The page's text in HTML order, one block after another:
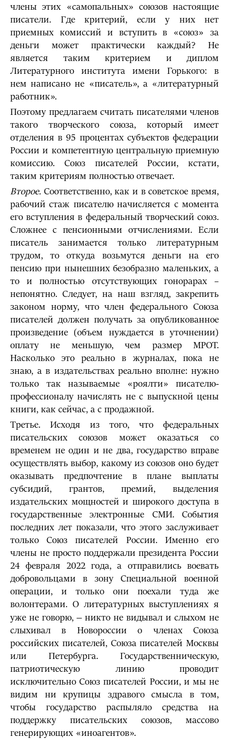
члены этих «самопальных» союзов настоящие
писатели. Где критерий, если у них нет
приемных комиссий и вступить в «союз» за
деньги может практически каждый? Не
является таким критерием и диплом
Литературного института имени Горького: в
нем написано не «писатель», а «литературный
работник».
Поэтому предлагаем считать писателями членов
такого творческого союза, который имеет
отделения в 95 процентах субъектов федерации
России и компетентную центральную приемную
комиссию. Союз писателей России, кстати,
таким критериям полностью отвечает.
Второе. Соответственно, как и в советское время,
рабочий стаж писателю начисляется с момента
его вступления в федеральный творческий союз.
Сложнее с пенсионными отчислениями. Если
писатель занимается только литературным
трудом, то откуда возьмутся деньги на его
пенсию при нынешних безобразно маленьких, а
то и полностью отсутствующих гонорарах –
непонятно. Следует, на наш взгляд, закрепить
законом норму, что член федерального Союза
писателей должен получать за опубликованное
произведение (объем нуждается в уточнении)
оплату не меньшую, чем размер МРОТ.
Насколько это реально в журналах, пока не
знаю, а в издательствах реально вполне: нужно
только так называемые «роялти» писателю-
профессионалу начислять не с выпускной цены
книги, как сейчас, а с продажной.
Третье. Исходя из того, что федеральных
писательских союзов может оказаться со
временем не один и не два, государство вправе
осуществлять выбор, какому из союзов оно будет
оказывать предпочтение в плане выплаты
субсидий, грантов, премий, выделения
издательских мощностей и широкого доступа в
государственные электронные СМИ. События
последних лет показали, что этого заслуживает
только Союз писателей России. Именно его
члены не просто поддержали президента России
24 февраля 2022 года, а отправились воевать
добровольцами в зону Специальной военной
операции, и только они поехали туда же
волонтерами. О литературных выступлениях я
уже не говорю, ‒ никто не видывал и слыхом не
слыхивал в Новороссии о членах Союза
российских писателей, Союза писателей Москвы
или Петербурга. Государственническую,
патриотическую линию проводит
исключительно Союз писателей России, и мы не
видим ни крупицы здравого смысла в том,
чтобы государство распыляло средства на
поддержку писательских союзов, массово
генерирующих «иноагентов».